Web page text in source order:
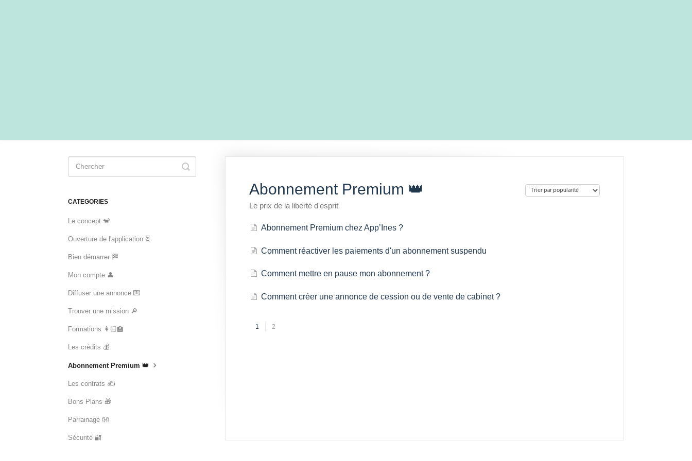
Abonnement Premium 👑
Le prix de la liberté d'esprit
Abonnement Premium chez App’Ines ?
Comment réactiver les paiements d'un abonnement suspendu
Comment mettre en pause mon abonnement ?
Comment créer une annonce de cession ou de vente de cabinet ?
1 2
Toggle
Search
CATEGORIES
Le concept 🐒
Ouverture de l'application ⏳
Bien démarrer 🏁
Mon compte 👤
Diffuser une annonce 💌
Trouver une mission 🔎
Formations 👩🏻‍🏫
Les crédits 💰
Abonnement Premium 👑
Les contrats ✍️
Bons Plans 🎁
Parrainage 👐
Sécurité 🔐